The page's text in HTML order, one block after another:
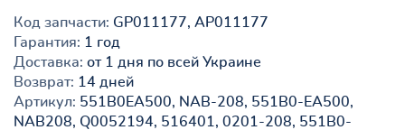
Код запчасти: GP011177, AP011177
Гарантия: 1 год
Доставка: от 1 дня по всей Украине
Возврат: 14 дней
Артикул: 551B0EA500, NAB-208, 551B0-EA500,
NAB208, Q0052194, 516401, 0201-208, 551B0-